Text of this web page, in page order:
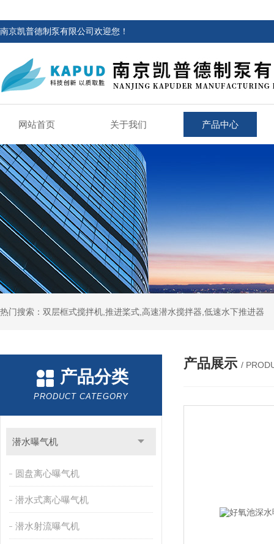
南京凯普德制泵有限公司欢迎您！
网站首页 关于我们 产品中心
热门搜索：双层框式搅拌机,推进桨式,高速潜水搅拌器,低速水下推进器
产品分类
PRODUCT CATEGORY
潜水曝气机
圆盘离心曝气机
潜水式离心曝气机
潜水射流曝气机
产品展示 /